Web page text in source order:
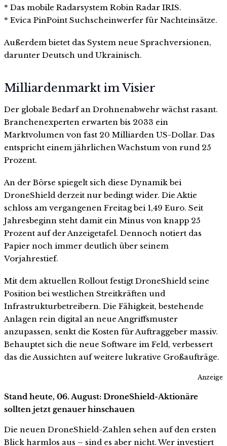
* Das mobile Radarsystem Robin Radar IRIS.
* Evica PinPoint Suchscheinwerfer für Nachteinsätze.
Außerdem bietet das System neue Sprachversionen,
darunter Deutsch und Ukrainisch.
Milliardenmarkt im Visier
Der globale Bedarf an Drohnenabwehr wächst rasant.
Branchenexperten erwarten bis 2033 ein
Marktvolumen von fast 20 Milliarden US-Dollar. Das
entspricht einem jährlichen Wachstum von rund 25
Prozent.
An der Börse spiegelt sich diese Dynamik bei
DroneShield derzeit nur bedingt wider. Die Aktie
schloss am vergangenen Freitag bei 1,49 Euro. Seit
Jahresbeginn steht damit ein Minus von knapp 25
Prozent auf der Anzeigetafel. Dennoch notiert das
Papier noch immer deutlich über seinem
Vorjahrestief.
Mit dem aktuellen Rollout festigt DroneShield seine
Position bei westlichen Streitkräften und
Infrastrukturbetreibern. Die Fähigkeit, bestehende
Anlagen rein digital an neue Angriffsmuster
anzupassen, senkt die Kosten für Auftraggeber massiv.
Behauptet sich die neue Software im Feld, verbessert
das die Aussichten auf weitere lukrative Großaufträge.
Anzeige
Stand heute, 06. August: DroneShield-Aktionäre
sollten jetzt genauer hinschauen
Die neuen DroneShield-Zahlen sehen auf den ersten
Blick harmlos aus – sind es aber nicht. Wer investiert